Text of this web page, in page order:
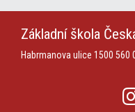
Základní škola
Habrmanova ulice 1500 560